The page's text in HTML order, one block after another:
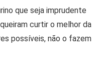
que seja imprudente
curtir o melhor da
possíveis, não o fazem